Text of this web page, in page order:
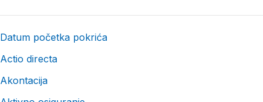
Datum početka pokrića
Actio directa
Akontacija